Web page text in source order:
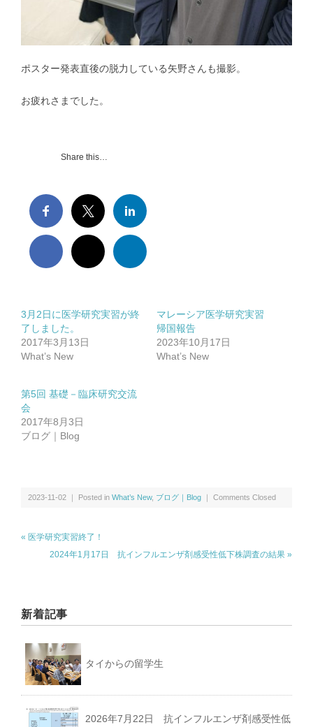
ポスター発表直後の脱力している矢野さんも撮影。
お疲れさまでした。
Share this…
3月2日に医学研究実習が終
了しました。
2017年3月13日
What’s New
マレーシア医学研究実習
帰国報告
2023年10月17日
What’s New
第5回 基礎－臨床研究交流
会
2017年8月3日
ブログ｜Blog
2023-11-02 ｜ Posted in What’s New, ブログ｜Blog Comments Closed
« 医学研究実習終了！
2024年1月17日 抗インフルエンザ剤感受性低下株調査の結果 »
新着記事
タイからの留学生
2026年7月22日 抗インフルエンザ剤感受性低